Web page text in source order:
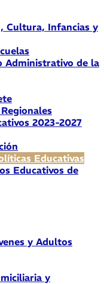
Cultura, Infancias y
Administrativo de la
2023-2027
Educativas
Educativos de
y Adultos
y